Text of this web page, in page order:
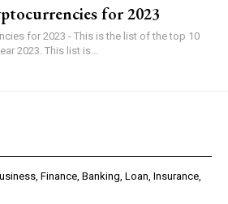
for 2023
for 2023 - This is the list of the top 10
2023. This list is...
Finance, Banking, Loan, Insurance,